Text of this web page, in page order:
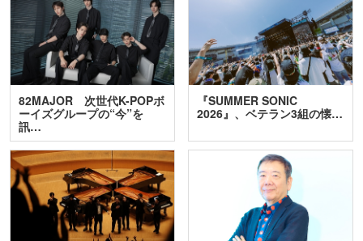
82MAJOR 次世代K-POPボ
ーイズグループの“今”を
訊…
『SUMMER SONIC
2026』、ベテラン3組の懐…